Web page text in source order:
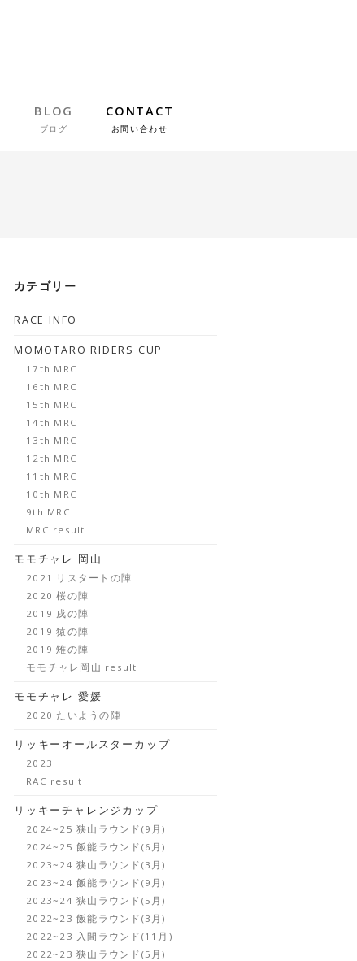
BLOG
ブログ
CONTACT
お問い合わせ
カテゴリー
RACE INFO
MOMOTARO RIDERS CUP
17th MRC
16th MRC
15th MRC
14th MRC
13th MRC
12th MRC
11th MRC
10th MRC
9th MRC
MRC result
モモチャレ 岡山
2021 リスタートの陣
2020 桜の陣
2019 戌の陣
2019 猿の陣
2019 雉の陣
モモチャレ岡山 result
モモチャレ 愛媛
2020 たいようの陣
リッキーオールスターカップ
2023
RAC result
リッキーチャレンジカップ
2024~25 狭山ラウンド(9月)
2024~25 飯能ラウンド(6月)
2023~24 狭山ラウンド(3月)
2023~24 飯能ラウンド(9月)
2023~24 狭山ラウンド(5月)
2022~23 飯能ラウンド(3月)
2022~23 入間ラウンド(11月)
2022~23 狭山ラウンド(5月)